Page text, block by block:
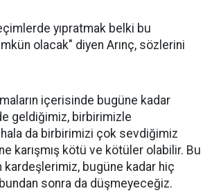
yıpratmak belki bu
olacak" diyen Arınç, sözlerini
içerisinde bugüne kadar
geldiğimiz, birbirimizle
hala da birbirimizi çok sevdiğimiz
karışmış kötü ve kötüler olabilir. Bu
kardeşlerimiz, bugüne kadar hiç
sonra da düşmeyeceğiz.